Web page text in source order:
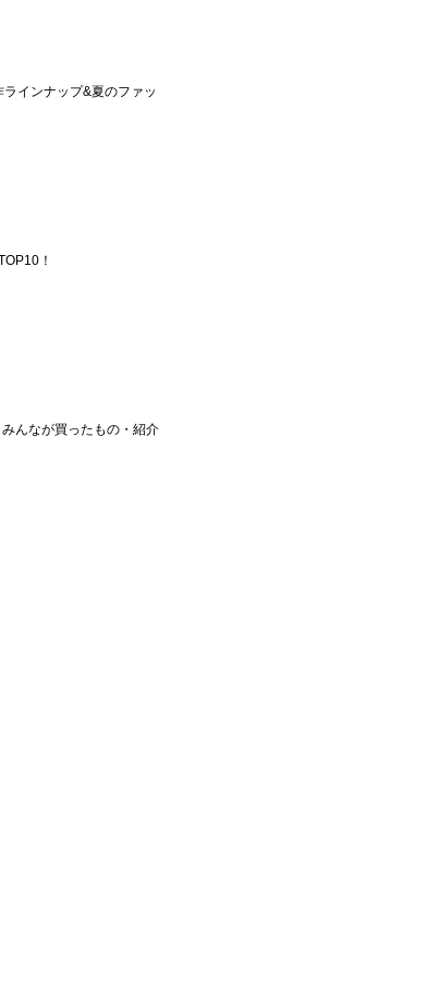
ラインナップ&夏のファッ
！
んなが買ったもの・紹介